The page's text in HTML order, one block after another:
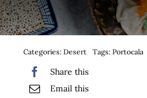
Bufet suedez si Coffee
Sushi
Categories: Desert Tags: Portocala
Share this
Email this